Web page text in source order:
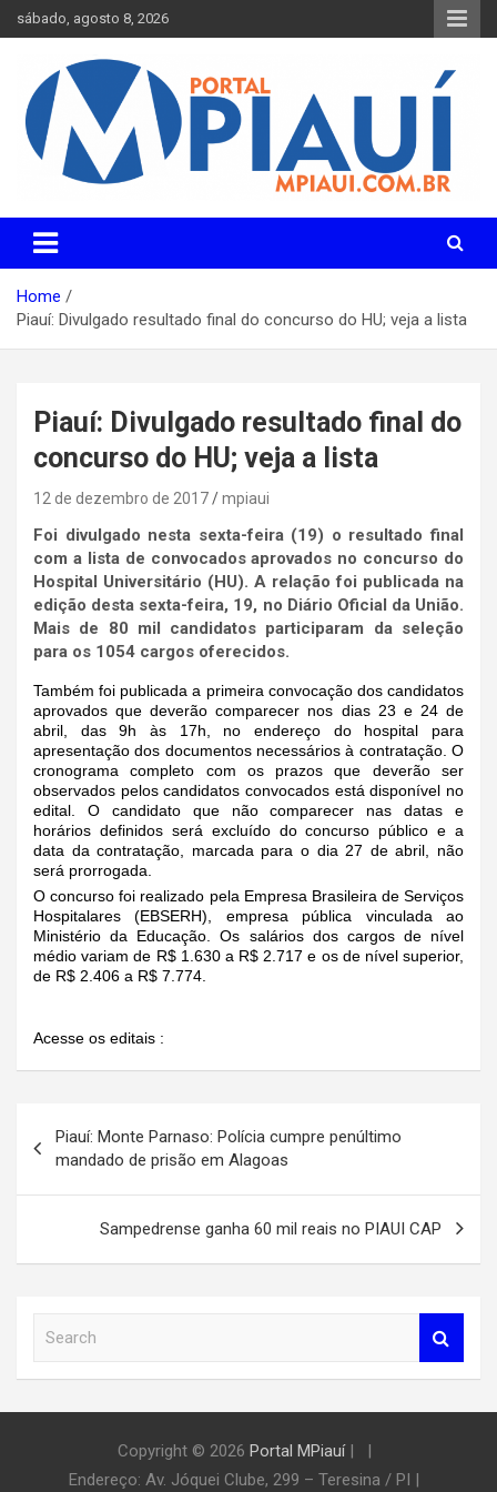
Skip
to
sábado, agosto 8, 2026
Portal MPiauí
Parnaíba
Home
Piauí: Divulgado resultado final do concurso do HU; veja a lista
Piauí: Divulgado resultado final do
concurso do HU; veja a lista
12 de dezembro de 2017 mpiaui
Foi divulgado nesta sexta-feira (19) o resultado final
com a lista de convocados aprovados no concurso do
Hospital Universitário (HU). A relação foi publicada na
edição desta sexta-feira, 19, no Diário Oficial da União.
Mais de 80 mil candidatos participaram da seleção
para os 1054 cargos oferecidos.
Também foi publicada a primeira convocação dos candidatos
aprovados que deverão comparecer nos dias 23 e 24 de
abril, das 9h às 17h, no endereço do hospital para
apresentação dos documentos necessários à contratação. O
cronograma completo com os prazos que deverão ser
observados pelos candidatos convocados está disponível no
edital. O candidato que não comparecer nas datas e
horários definidos será excluído do concurso público e a
data da contratação, marcada para o dia 27 de abril, não
será prorrogada.
O concurso foi realizado pela Empresa Brasileira de Serviços
Hospitalares (EBSERH), empresa pública vinculada ao
Ministério da Educação. Os salários dos cargos de nível
médio variam de R$ 1.630 a R$ 2.717 e os de nível superior,
de R$ 2.406 a R$ 7.774.
Acesse os editais :
de
Post
Piauí: Monte Parnaso: Polícia cumpre penúltimo
mandado de prisão em Alagoas
Sampedrense ganha 60 mil reais no PIAUI CAP
c
Copyright © 2026 Portal MPiauí|
Endereço: Av. Jóquei Clube, 299 – Teresina / PI |